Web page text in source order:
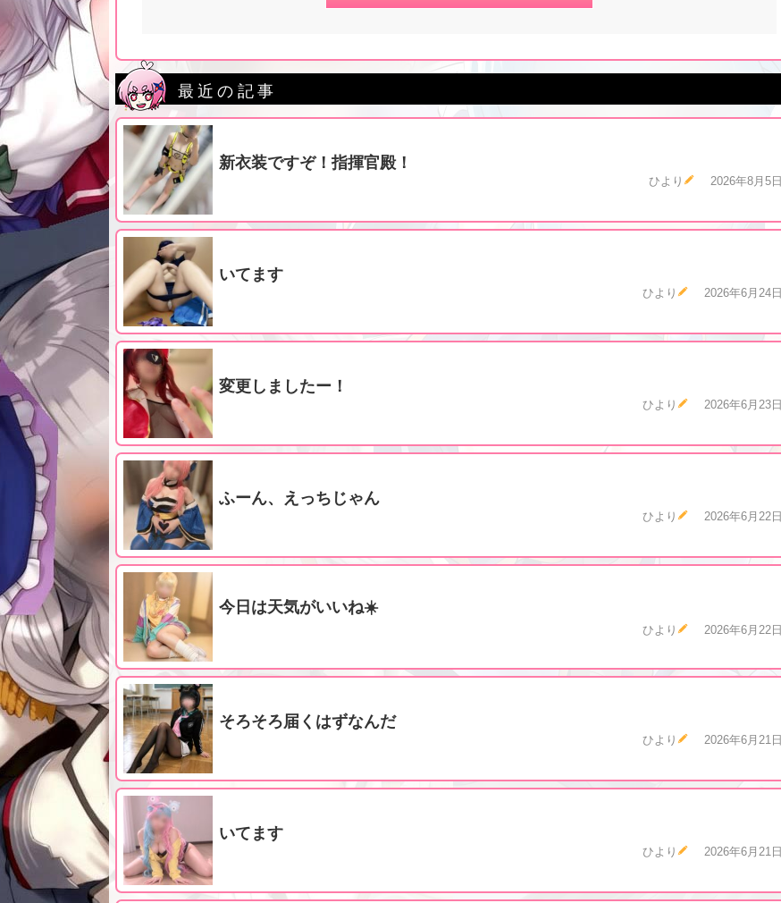
最近の記事
新衣装ですぞ！指揮官殿！
ひより 2026年8月5日
いてます
ひより 2026年6月24日
変更しましたー！
ひより 2026年6月23日
ふーん、えっちじゃん
ひより 2026年6月22日
今日は天気がいいね☀️
ひより 2026年6月22日
そろそろ届くはずなんだ
ひより 2026年6月21日
いてます
ひより 2026年6月21日